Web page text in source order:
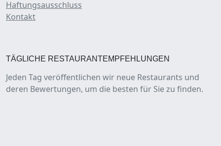
Haftungsausschluss
Kontakt
TÄGLICHE RESTAURANTEMPFEHLUNGEN
Jeden Tag veröffentlichen wir neue Restaurants und
deren Bewertungen, um die besten für Sie zu finden.